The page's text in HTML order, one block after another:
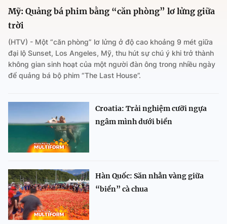
Mỹ: Quảng bá phim bằng “căn phòng” lơ lửng giữa
trời
(HTV) - Một “căn phòng” lơ lửng ở độ cao khoảng 9 mét giữa
đại lộ Sunset, Los Angeles, Mỹ, thu hút sự chú ý khi trở thành
không gian sinh hoạt của một người đàn ông trong nhiều ngày
để quảng bá bộ phim “The Last House”.
Croatia: Trải nghiệm cưỡi ngựa
ngâm mình dưới biển
Hàn Quốc: Săn nhẫn vàng giữa
“biển” cà chua